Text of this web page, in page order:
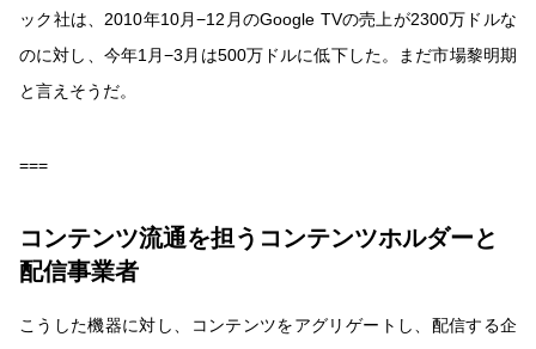
ック社は、2010年10月−12月のGoogle TVの売上が2300万ドルな
のに対し、今年1月−3月は500万ドルに低下した。まだ市場黎明期
と言えそうだ。
===
コンテンツ流通を担うコンテンツホルダーと
配信事業者
こうした機器に対し、コンテンツをアグリゲートし、配信する企